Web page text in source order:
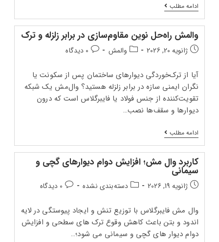
ادامه مطلبخرید
مستقیم
توری
فایبرگلاس
دارای
گواهینامه
فنی
والمش راه‌حل نوین مقاوم‌سازی در برابر زلزله و ترک
تاریخ
پست:
ژانویه 20, 2026
دسته‌بندی
والمش
دیدگاه‌های
0 دیدگاه
آیا از ترک‌خوردگی دیوارهای ساختمان پس از سکونت یا
نگران ایمنی سازه در برابر زلزله هستید؟ وال‌مش یک شبکه
تقویت‌کننده از جنس فولاد یا فایبرگلاس است که درون
دیوارها و سقف‌ها نصب…
ادامه مطلبوالمش
راه‌حل
نوین
مقاوم‌سازی
در
و
کاربرد وال مش؛ افزایش دوام دیوارهای گچی و
سیمانی
تاریخ
پست:
ژانویه 19, 2026
دسته‌بندی
دسته‌بندی نشده
دیدگاه‌های
0 دیدگاه
وال‌ مش فایبرگلاس با توزیع تنش و ایجاد پیوستگی در لایه
اندود و بتن باعث کاهش وقوع ترک‌ های سطحی و افزایش
دوام دیوار های گچی و سیمانی می‌ شود؛…